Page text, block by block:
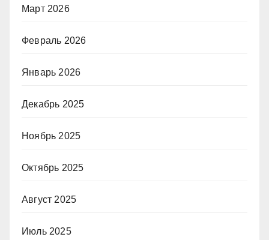
Март 2026
Февраль 2026
Январь 2026
Декабрь 2025
Ноябрь 2025
Октябрь 2025
Август 2025
Июль 2025